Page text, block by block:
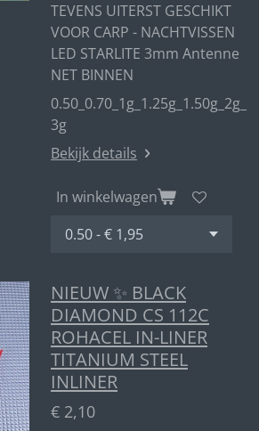
TEVENS UITERST GESCHIKT
VOOR CARP - NACHTVISSEN
LED STARLITE 3mm Antenne
NET BINNEN
0.50_0.70_1g_1.25g_1.50g_2g_
3g
Bekijk details
In winkelwagen
NIEUW ✨ BLACK
DIAMOND CS 112C
ROHACEL IN-LINER
TITANIUM STEEL
INLINER
€ 2,10